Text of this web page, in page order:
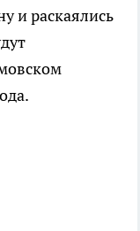
и раскаялись